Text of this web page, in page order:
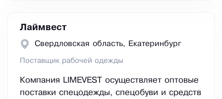
Лаймвест
Свердловская область, Екатеринбург
Поставщик рабочей одежды
Компания LIMEVEST осуществляет оптовые
поставки спецодежды, спецобуви и средств